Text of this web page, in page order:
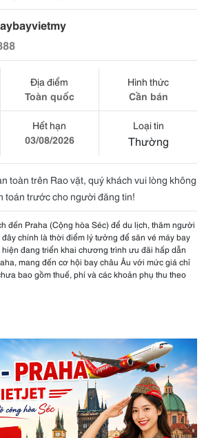
Địa điểm
Toàn quốc
Hình thức
Cần bán
Hết hạn
03/08/2026
Loại tin
Thường
toàn trên Rao vặt, quý khách vui lòng không
toán trước cho người đăng tin!
đến Praha (Cộng hòa Séc) để du lịch, thăm người
chính là thời điểm lý tưởng để săn vé máy bay
hiện đang triển khai chương trình ưu đãi hấp dẫn
mang đến cơ hội bay châu Âu với mức giá chỉ
bao gồm thuế, phí và các khoản phụ thu theo